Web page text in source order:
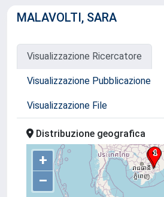
MALAVOLTI, SARA
Visualizzazione Ricercatore
Visualizzazione Pubblicazione
Visualizzazione File
Distribuzione geografica
+
–